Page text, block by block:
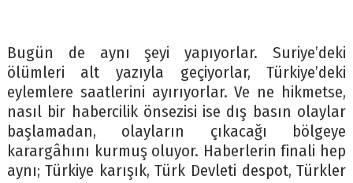
Bugün de aynı şeyi yapıyorlar. Suriye’deki
ölümleri alt yazıyla geçiyorlar, Türkiye’deki
eylemlere saatlerini ayırıyorlar. Ve ne hikmetse,
nasıl bir habercilik önsezisi ise dış basın olaylar
başlamadan, olayların çıkacağı bölgeye
karargâhını kurmuş oluyor. Haberlerin finali hep
aynı; Türkiye karışık, Türk Devleti despot, Türkler